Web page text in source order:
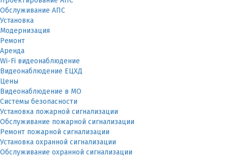
Обслуживание АПС
Установка
Модернизация
Ремонт
Аренда
Wi-Fi видеонаблюдение
Видеонаблюдение ЕЦХД
Цены
Видеонаблюдение в МО
Системы безопасности
Установка пожарной сигнализации
Обслуживание пожарной сигнализации
Ремонт пожарной сигнализации
Установка охранной сигнализации
Обслуживание охранной сигнализации